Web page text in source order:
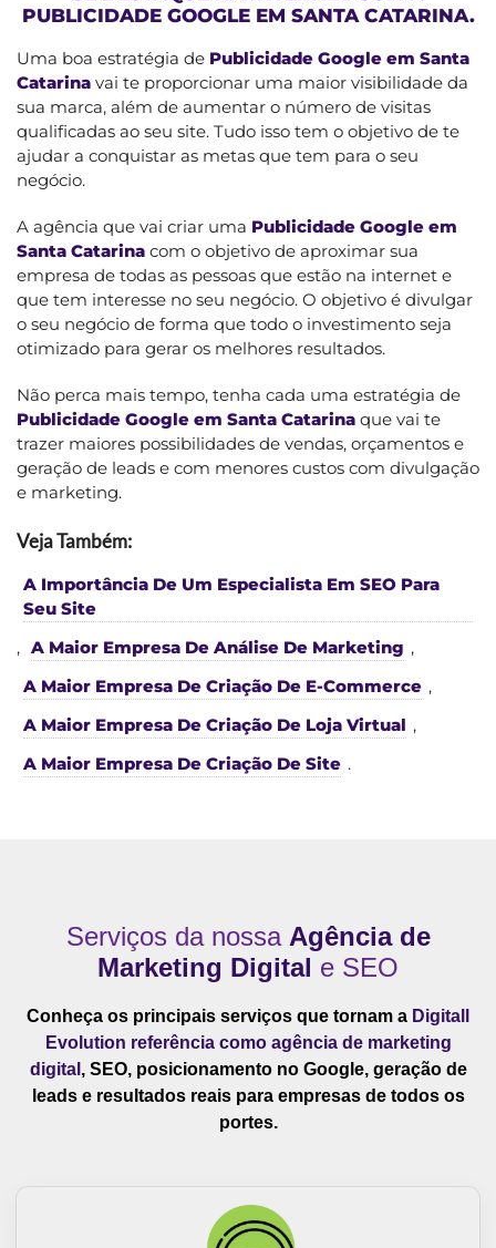
PUBLICIDADE GOOGLE EM SANTA CATARINA.
Uma boa estratégia de Publicidade Google em Santa
Catarina vai te proporcionar uma maior visibilidade da
sua marca, além de aumentar o número de visitas
qualificadas ao seu site. Tudo isso tem o objetivo de te
ajudar a conquistar as metas que tem para o seu
negócio.
A agência que vai criar uma Publicidade Google em
Santa Catarina com o objetivo de aproximar sua
empresa de todas as pessoas que estão na internet e
que tem interesse no seu negócio. O objetivo é divulgar
o seu negócio de forma que todo o investimento seja
otimizado para gerar os melhores resultados.
Não perca mais tempo, tenha cada uma estratégia de
Publicidade Google em Santa Catarina que vai te
trazer maiores possibilidades de vendas, orçamentos e
geração de leads e com menores custos com divulgação
e marketing.
Veja Também:
A Importância De Um Especialista Em SEO Para
Seu Site
, A Maior Empresa De Análise De Marketing ,
A Maior Empresa De Criação De E-Commerce ,
A Maior Empresa De Criação De Loja Virtual ,
A Maior Empresa De Criação De Site .
Serviços da nossa Agência de
Marketing Digital e SEO
Conheça os principais serviços que tornam a Digitall
Evolution referência como agência de marketing
digital , SEO, posicionamento no Google, geração de
leads e resultados reais para empresas de todos os
portes.